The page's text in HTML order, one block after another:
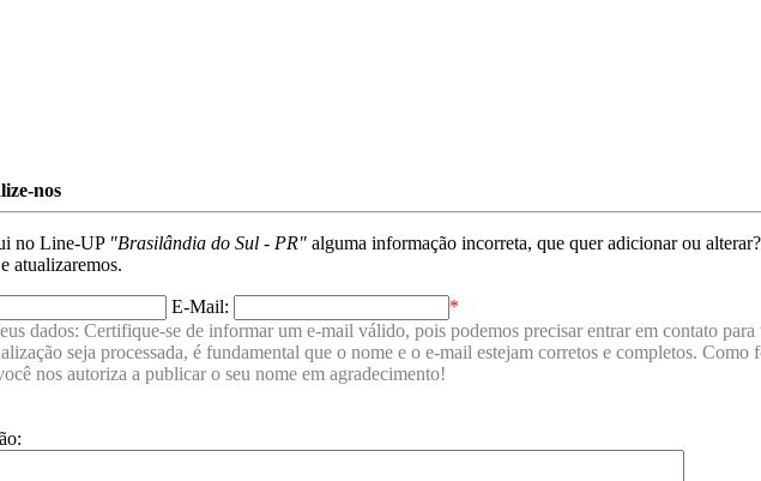
nos
no Line-UP "Brasilândia do Sul - PR" alguma informação incorreta, que quer adicionar ou
atualizaremos.
E-Mail:
*
dados: Certifique-se de informar um e-mail válido, pois podemos precisar entrar em contato
seja processada, é fundamental que o nome e o e-mail estejam corretos e completos.
nos autoriza a publicar o seu nome em agradecimento!